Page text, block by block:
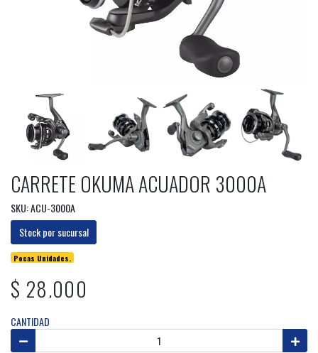
CARRETE OKUMA ACUADOR 3000A
SKU: ACU-3000A
Stock por sucursal
Pocas Unidades.
$ 28.000
CANTIDAD